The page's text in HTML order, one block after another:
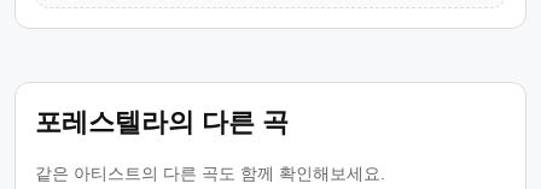
포레스텔라의 다른 곡
같은 아티스트의 다른 곡도 함께 확인해보세요.